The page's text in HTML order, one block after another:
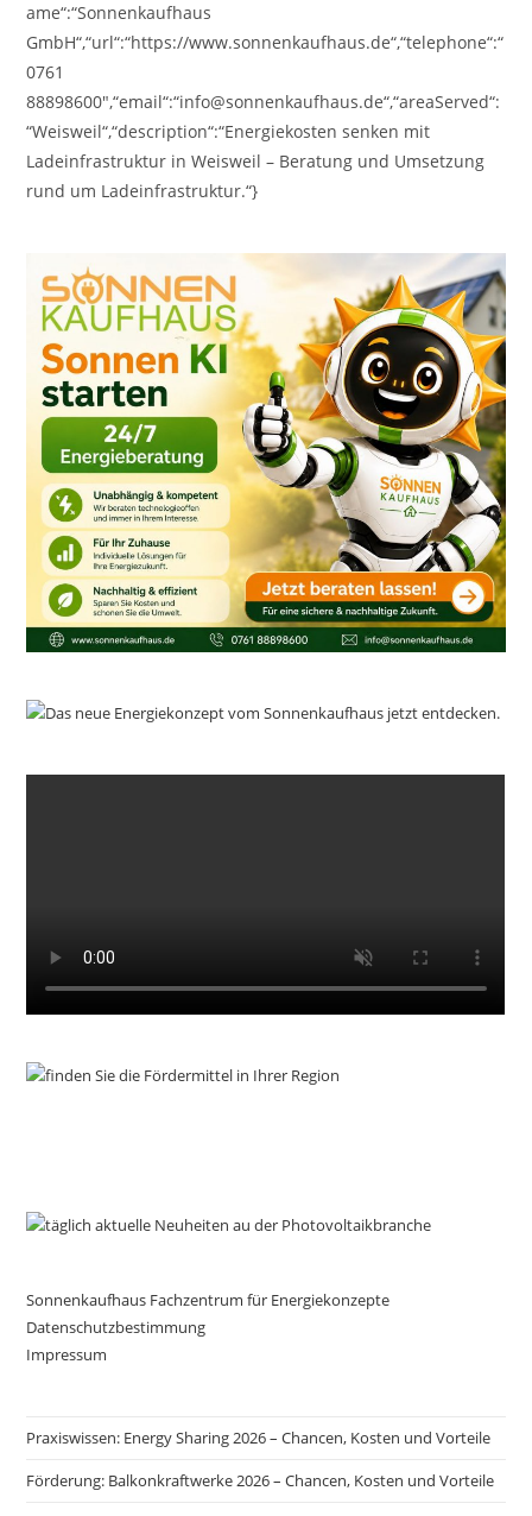
ame“:“Sonnenkaufhaus
GmbH“,“url“:“https://www.sonnenkaufhaus.de“,“telephone“:“
0761
88898600″,“email“:“info@sonnenkaufhaus.de“,“areaServed“:
“Weisweil“,“description“:“Energiekosten senken mit
Ladeinfrastruktur in Weisweil – Beratung und Umsetzung
rund um Ladeinfrastruktur.“}
Sonnenkaufhaus Fachzentrum für Energiekonzepte
Datenschutzbestimmung
Impressum
Praxiswissen: Energy Sharing 2026 – Chancen, Kosten und Vorteile
Förderung: Balkonkraftwerke 2026 – Chancen, Kosten und Vorteile